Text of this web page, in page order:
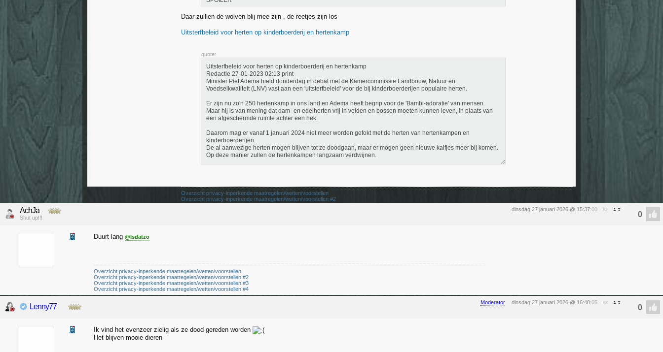
Daar zulllen de wolven blij mee zijn , de reetjes zijn los
Uitsterfbeleid voor herten op kinderboerderij en hertenkamp
quote:
Uitsterfbeleid voor herten op kinderboerderij en hertenkamp
Redactie 27-01-2023 02:13 print
Minister Piet Adema hield donderdag in debat met de Kamercommissie Landbouw, Natuur en
Voedselkwaliteit (LNV) vast aan een 'uitsterfbeleid' voor de bij kinderboerderijen populaire herten.
Er zijn nu zo'n 250 hertenkamp in ons land en Adema heeft begrip voor de 'Bambi-adoratie' van mensen.
Maar hij is van mening dat dam- en edelherten vrij in velden en bossen moeten kunnen leven, in plaats van
een afgeschermde ruimte achter een hek.
Daarom mag er vanaf 1 januari 2024 niet meer worden gefokt met de herten van hertenkampen en
kinderboerderijen.
De al aanwezige herten mogen blijven tot ze doodgaan, maar er mogen geen nieuwe kalfjes meer bij komen.
Op deze manier zullen de hertenkampen langzaam verdwijnen.
Overzicht privacy-inperkende maatregelen/wetten/voorstellen
Overzicht privacy-inperkende maatregelen/wetten/voorstellen #2
Overzicht privacy-inperkende maatregelen/wetten/voorstellen #3
dinsdag 27 januari 2026 @ 15:37:00 #2
AchJa
Shut up!!!
Duurt lang @Isdatzo
Overzicht privacy-inperkende maatregelen/wetten/voorstellen
Overzicht privacy-inperkende maatregelen/wetten/voorstellen #2
Overzicht privacy-inperkende maatregelen/wetten/voorstellen #3
Overzicht privacy-inperkende maatregelen/wetten/voorstellen #4
Moderator dinsdag 27 januari 2026 @ 16:48:05 #3
Lenny77
Ik vind het evenzeer zielig als ze dood gereden worden
Het blijven mooie dieren